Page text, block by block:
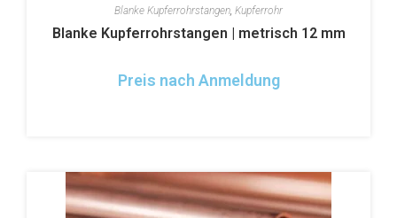
Blanke Kupferrohrstangen, Kupferrohr
Blanke Kupferrohrstangen | metrisch 12 mm
Preis nach Anmeldung